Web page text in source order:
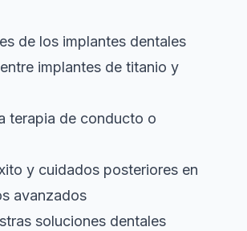
de los implantes dentales
implantes de titanio y
terapia de conducto o
y cuidados posteriores en
avanzados
soluciones dentales